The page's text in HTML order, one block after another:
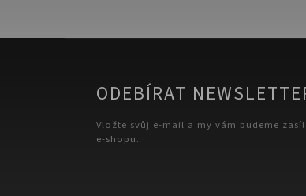
ODEBÍRAT
Vložte svůj e-mail a my vám budeme
e-shopu.